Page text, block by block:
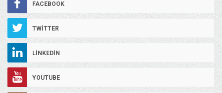
FACEBOOK
TWITTER
LINKEDIN
YOUTUBE